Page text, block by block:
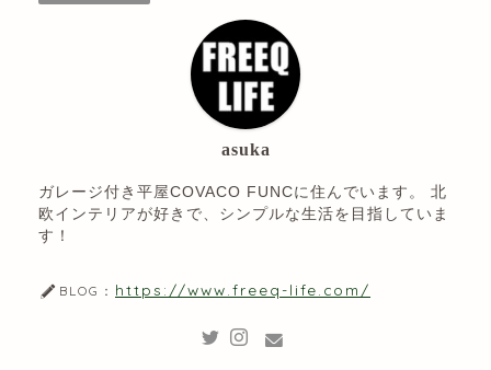
asuka
ガレージ付き平屋COVACO FUNCに住んでいます。 北
欧インテリアが好きで、シンプルな生活を目指していま
す！
BLOG： https://www.freeq-life.com/